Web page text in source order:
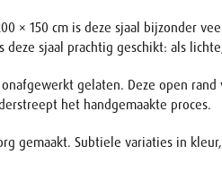
× 150 cm is deze sjaal bijzonder
deze sjaal prachtig geschikt: als
gelaten. Deze open
het handgemaakte proces.
gemaakt. Subtiele variaties in